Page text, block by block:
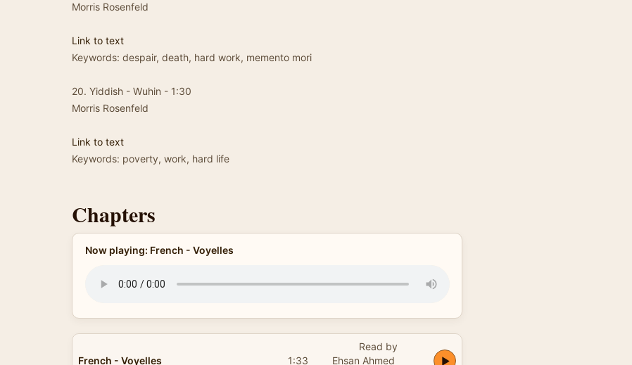
Morris Rosenfeld
Link to text
Keywords: despair, death, hard work, memento mori
20. Yiddish - Wuhin - 1:30
Morris Rosenfeld
Link to text
Keywords: poverty, work, hard life
Chapters
Now playing: French - Voyelles
French - Voyelles 1:33
Read by
Ehsan Ahmed